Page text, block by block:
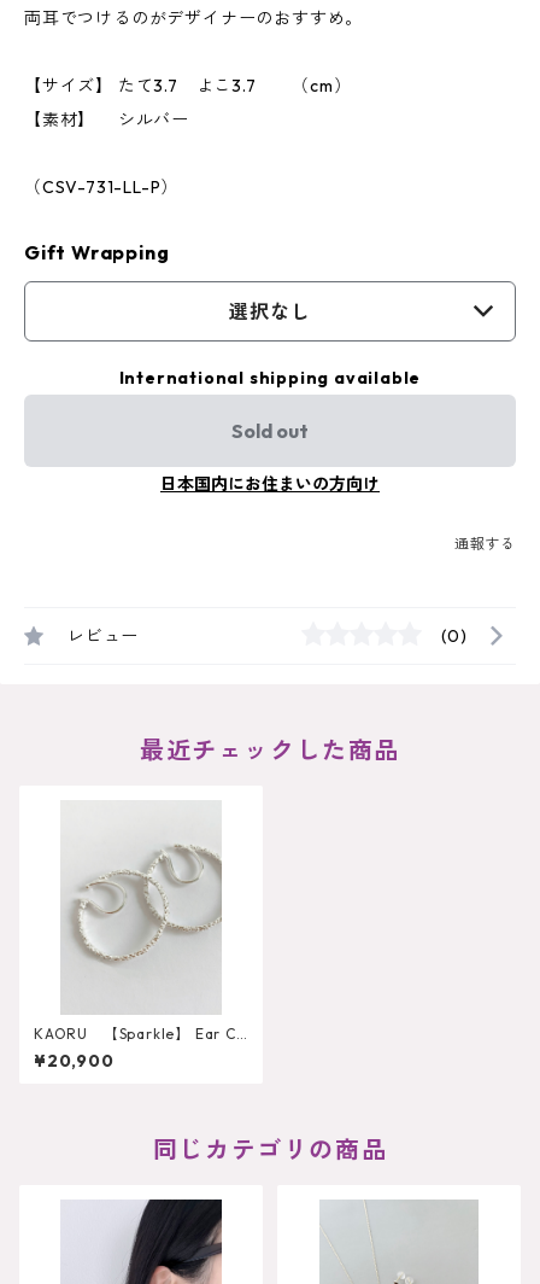
両耳でつけるのがデザイナーのおすすめ。
【サイズ】 たて3.7 よこ3.7 （cm）
【素材】 シルバー
（CSV-731-LL-P）
Gift Wrapping
選択なし
International shipping available
Sold out
日本国内にお住まいの方向け
通報する
レビュー (0)
最近チェックした商品
KAORU 【Sparkle】 Ear Cu
ff LL（ペア）
¥20,900
同じカテゴリの商品